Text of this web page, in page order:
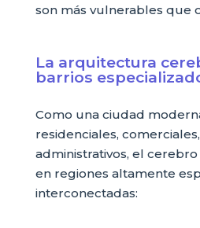
son más vulnerables que
La arquitectura
barrios
Como una ciudad
residenciales,
administrativos, el
en regiones altamente
interconectadas: